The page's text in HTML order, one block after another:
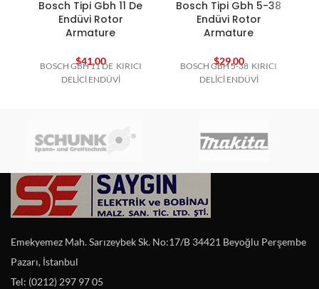
Bosch Tipi Gbh 11 De
Endüvi Rotor
Armature
$41,00
BOSCH GBH 11 DE KIRICI
DELİCİ ENDÜVİ
Bosch Tipi Gbh 5-38
Endüvi Rotor
Armature
$29,00
BOSCH GBH 5-38 KIRICI
DELİCİ ENDÜVİ
Emekyemez Mah. Sarızeybek Sk. No:17/B 34421 Beyoğlu Perşembe
Pazarı, İstanbul
Tel: (0212) 297 97 05